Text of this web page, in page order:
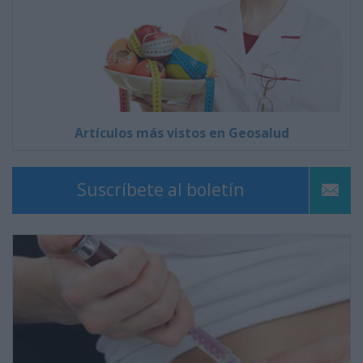
Artículos más vistos en Geosalud
Suscríbete al boletín